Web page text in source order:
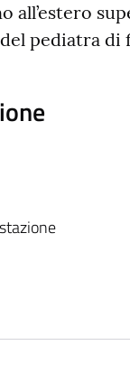
all’estero
pediatra di